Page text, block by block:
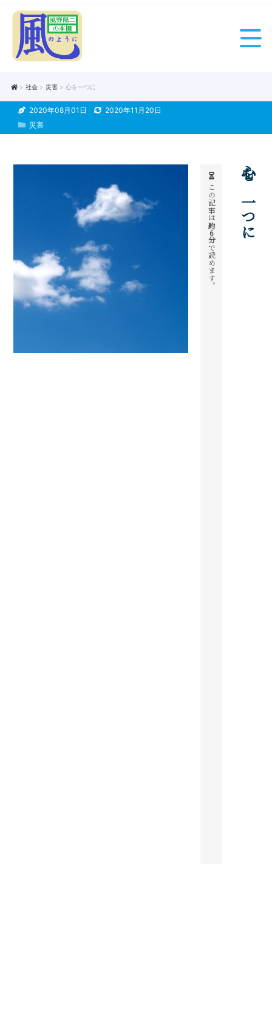
> 社会> 災害> 心を一つに
2020年08月01日
2020年11月20日
災害
心を一つに
この記事は
約
6
分
で読めます。